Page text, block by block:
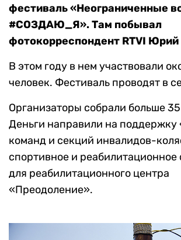
фестиваль «Неограниченные
#СОЗДАЮ_Я». Там побывал
фотокорреспондент RTVI Юрий
В этом году в нем участвовали
человек. Фестиваль проводят в
Организаторы собрали больше
Деньги направили на поддержку
команд и секций инвалидов-
спортивное и реабилитационное
для реабилитационного центра
«Преодоление».